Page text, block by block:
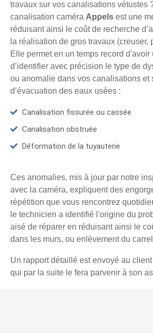
travaux sur vos canalisations vétustes
canalisation caméra Appels est une
réduisant ainsi le coût de recherche
la réalisation de gros travaux
Elle permet en un temps record
d’identifier avec précision le type de
ou anomalie dans vos canalisations et
d’évacuation des eaux usées :
Canalisation fissurée ou cassée
Canalisation obstruée
Déformation de la tuyauterie
Ces anomalies, mis à jour par notre
avec la caméra, expliquent des
répétition que vous rencontrez
le technicien a identifié l'origine du
aisé de réparer en réduisant ainsi le
dans les murs, ou enlèvement du
Un rapport détaillé est envoyé au
qui par la suite le fera parvenir à son